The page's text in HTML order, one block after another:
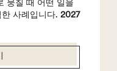
뭉칠 때 어떤 일을
사례입니다. 2027